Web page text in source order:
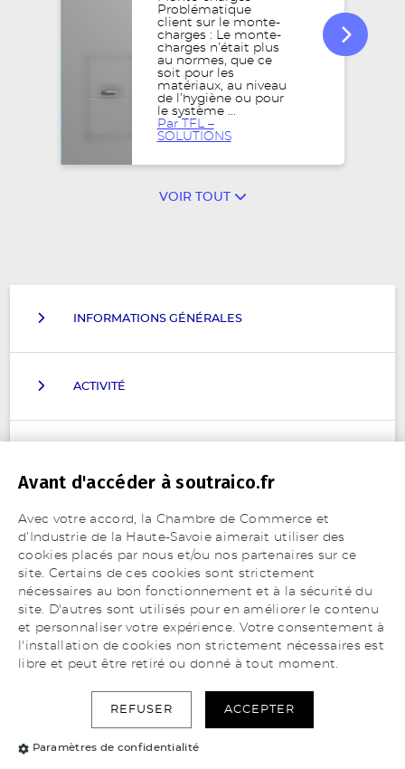
Problématique
client sur le monte-
charges : Le monte-
charges n’était plus
au normes, que ce
soit pour les
matériaux, au niveau
de l’hygiène ou pour
le système ...
Par TFL –
SOLUTIONS
VOIR TOUT
INFORMATIONS GÉNÉRALES
ACTIVITÉ
Apporteur de solutions sur des projets innovants.
Design et conception mécanique
Mécatronique
Prototypage
Étude d'industrialisation
DAO : Dessin Assisté par Ordinateur
RÉFÉRENCES
Ameublement, Décoration
CERTIFICATIONS
Autres : CII
Mentions légales
Avant d'accéder à soutraico.fr
Avec votre accord, la Chambre de Commerce et
d’Industrie de la Haute-Savoie aimerait utiliser des
cookies placés par nous et/ou nos partenaires sur ce
site. Certains de ces cookies sont strictement
nécessaires au bon fonctionnement et à la sécurité du
site. D'autres sont utilisés pour en améliorer le contenu
et personnaliser votre expérience. Votre consentement à
l'installation de cookies non strictement nécessaires est
libre et peut être retiré ou donné à tout moment.
REFUSER ACCEPTER
Paramètres de confidentialité